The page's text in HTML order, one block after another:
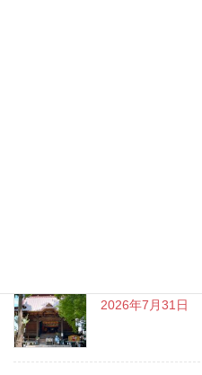
2026年7月31日